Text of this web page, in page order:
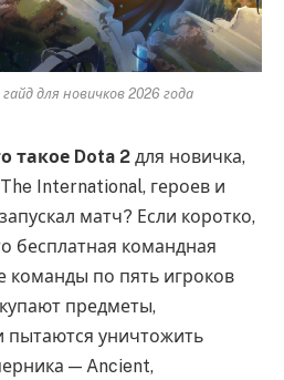
для новичков 2026 года
такое Dota 2 для новичка,
International, героев и
матч? Если коротко,
бесплатная командная
команды по пять игроков
предметы,
пытаются уничтожить
— Ancient,